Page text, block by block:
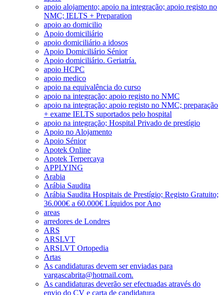
apoio alojamento; apoio na integração; apoio registo no
NMC; IELTS + Preparation
apoio ao domicilio
Apoio domiciliário
apoio domiciliário a idosos
Apoio Domiciliário Sénior
Apoio domiciliário. Geriatría.
apoio HCPC
apoio medico
apoio na equivalência do curso
apoio na integração; apoio registo no NMC
apoio na integração; apoio registo no NMC; preparação
+ exame IELTS suportados pelo hospital
apoio na integração; Hospital Privado de prestígio
Apoio no Alojamento
Apoio Sénior
Apotek Online
Apotek Terpercaya
APPLYING
Arabia
Arábia Saudita
Arábia Saudita Hospitais de Prestígio; Registo Gratuito;
36.000€ a 60.000€ Líquidos por Ano
areas
arredores de Londres
ARS
ARSLVT
ARSLVT Ortopedia
Artas
As candidaturas devem ser enviadas para
vargascabrita@hotmail.com.
As candidaturas deverão ser efectuadas através do
envio do CV e carta de candidatura